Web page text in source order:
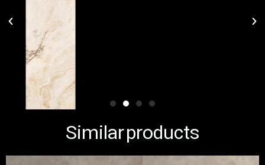
Similar products